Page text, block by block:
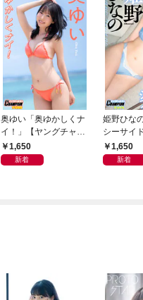
奥ゆい「奥ゆかしくナ
イ！」【ヤングチャン
ピオンデジグラ】
1,650
新着
姫野ひな
シーサイ
ュ！！」
ンピオン
1,650
新着